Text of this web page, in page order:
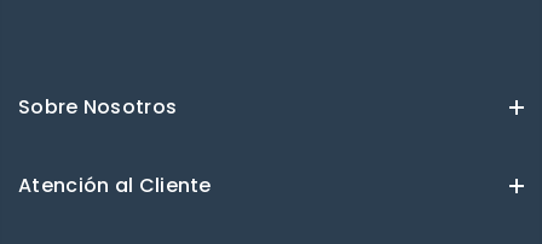
Sobre Nosotros
Atención al Cliente